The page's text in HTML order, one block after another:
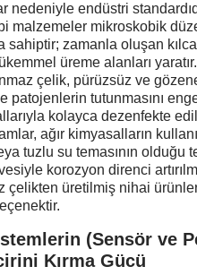
nedeniyle endüstri
malzemeler mikroskobik
sahiptir; zamanla oluşan
üreme alanları
çelik, pürüzsüz ve
patojenlerin tutunmasını
kolayca dezenfekte
ağır kimyasalların
tuzlu su temasının olduğu
korozyon direnci
çelikten üretilmiş nihai
(Sensör ve
Kırma Gücü